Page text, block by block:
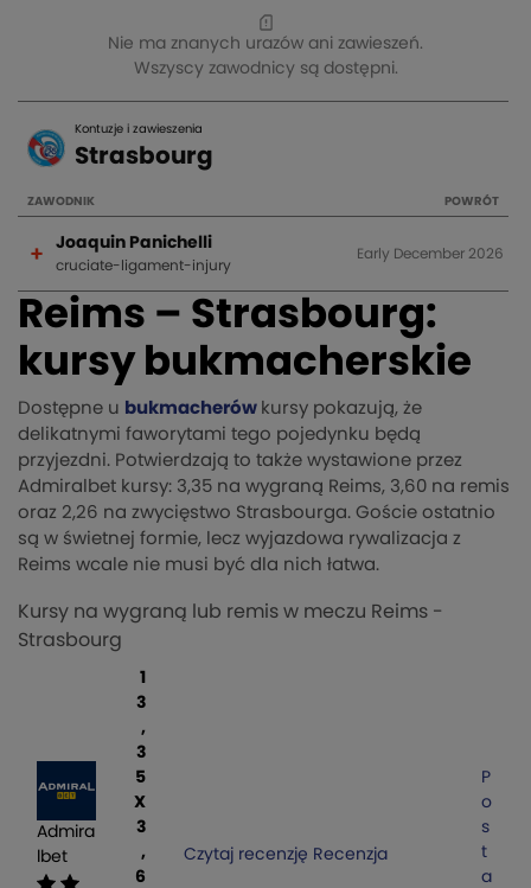
Reims – Strasbourg:
kursy bukmacherskie
Dostępne u bukmacherów kursy pokazują, że
delikatnymi faworytami tego pojedynku będą
przyjezdni. Potwierdzają to także wystawione przez
Admiralbet kursy: 3,35 na wygraną Reims, 3,60 na remis
oraz 2,26 na zwycięstwo Strasbourga. Goście ostatnio
są w świetnej formie, lecz wyjazdowa rywalizacja z
Reims wcale nie musi być dla nich łatwa.
Kursy na wygraną lub remis w meczu Reims -
Strasbourg
Admira
lbet
1
3
,
3
5
X
3
,
6
Czytaj recenzję Recenzja
P
o
s
t
a